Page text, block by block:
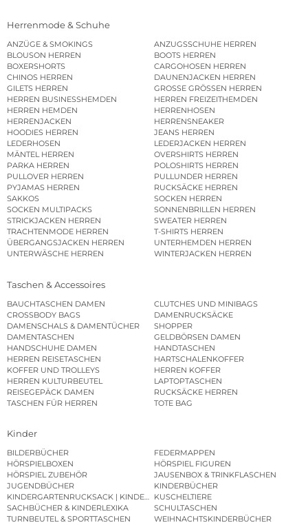
Herrenmode & Schuhe
ANZÜGE & SMOKINGS
ANZUGSSCHUHE HERREN
BLOUSON HERREN
BOOTS HERREN
BOXERSHORTS
CARGOHOSEN HERREN
CHINOS HERREN
DAUNENJACKEN HERREN
GILETS HERREN
GROSSE GRÖSSEN HERREN
HERREN BUSINESSHEMDEN
HERREN FREIZEITHEMDEN
HERREN HEMDEN
HERRENHOSEN
HERRENJACKEN
HERRENSNEAKER
HOODIES HERREN
JEANS HERREN
LEDERHOSEN
LEDERJACKEN HERREN
MÄNTEL HERREN
OVERSHIRTS HERREN
PARKA HERREN
POLOSHIRTS HERREN
PULLOVER HERREN
PULLUNDER HERREN
PYJAMAS HERREN
RUCKSÄCKE HERREN
SAKKOS
SOCKEN HERREN
SOCKEN MULTIPACKS
SONNENBRILLEN HERREN
STRICKJACKEN HERREN
SWEATER HERREN
TRACHTENMODE HERREN
T-SHIRTS HERREN
ÜBERGANGSJACKEN HERREN
UNTERHEMDEN HERREN
UNTERWÄSCHE HERREN
WINTERJACKEN HERREN
Taschen & Accessoires
BAUCHTASCHEN DAMEN
CLUTCHES UND MINIBAGS
CROSSBODY BAGS
DAMENRUCKSÄCKE
DAMENSCHALS & DAMENTÜCHER
SHOPPER
DAMENTASCHEN
GELDBÖRSEN DAMEN
HANDSCHUHE DAMEN
HANDTASCHEN
HERREN REISETASCHEN
HARTSCHALENKOFFER
KOFFER UND TROLLEYS
HERREN KOFFER
HERREN KULTURBEUTEL
LAPTOPTASCHEN
REISEGEPÄCK DAMEN
RUCKSÄCKE HERREN
TASCHEN FÜR HERREN
TOTE BAG
Kinder
BILDERBÜCHER
FEDERMAPPEN
HÖRSPIELBOXEN
HÖRSPIEL FIGUREN
HÖRSPIEL ZUBEHÖR
JAUSENBOX & TRINKFLASCHEN
JUGENDBÜCHER
KINDERBÜCHER
KINDERGARTENRUCKSACK | KINDERGARTENBEUTEL
KUSCHELTIERE
SACHBÜCHER & KINDERLEXIKA
SCHULTASCHEN
TURNBEUTEL & SPORTTASCHEN
WEIHNACHTSKINDERBÜCHER